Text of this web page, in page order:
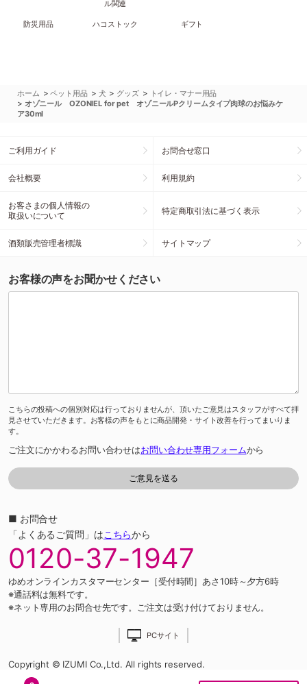
ル関連
防災用品 ハコストック ギフト
ホーム >ペット用品 > 犬 > グッズ > トイレ・マナー用品
> オゾニール OZONIEL for pet オゾニールPクリームタイプ肉球のお悩みケ
ア30ml
ご利用ガイド お問合せ窓口
会社概要 利用規約
お客さまの個人情報の
取扱いについて
特定商取引法に基づく表示
酒類販売管理者標識 サイトマップ
お客様の声をお聞かせください
こちらの投稿への個別対応は行っておりませんが、頂いたご意見はスタッフがすべて拝
見させていただきます。お客様の声をもとに商品開発・サイト改善を行ってまいりま
す。
ご注文にかかわるお問い合わせはお問い合わせ専用フォームから
■ お問合せ
「よくあるご質問」はこちらから
0120-37-1947
ゆめオンラインカスタマーセンター［受付時間］あさ10時～夕方6時
※通話料は無料です。
※ネット専用のお問合せ先です。ご注文は受け付けておりません。
PCサイト
Copyright © IZUMI Co.,Ltd. All rights reserved.